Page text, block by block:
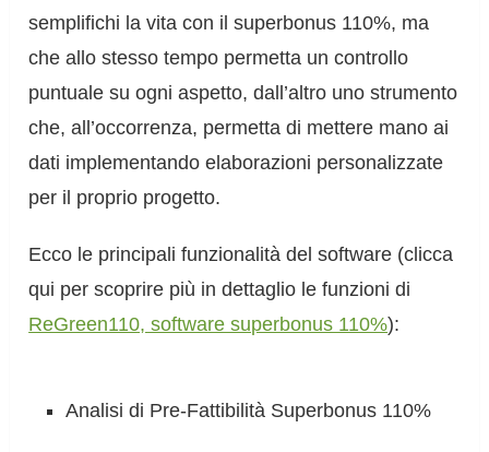
semplifichi la vita con il superbonus 110%, ma
che allo stesso tempo permetta un controllo
puntuale su ogni aspetto, dall’altro uno strumento
che, all’occorrenza, permetta di mettere mano ai
dati implementando elaborazioni personalizzate
per il proprio progetto.
Ecco le principali funzionalità del software (clicca
qui per scoprire più in dettaglio le funzioni di
ReGreen110, software superbonus 110%):
Analisi di Pre-Fattibilità Superbonus 110%